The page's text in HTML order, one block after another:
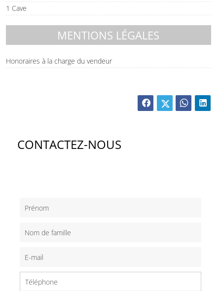
1 Cave
MENTIONS LÉGALES
Honoraires à la charge du vendeur
CONTACTEZ-NOUS